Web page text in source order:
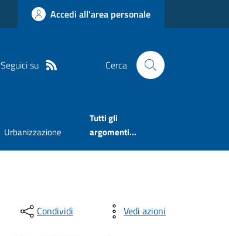
Accedi all'area personale
Seguici su Cerca
Urbanizzazione
Tutti gli
argomenti...
Condividi Vedi azioni